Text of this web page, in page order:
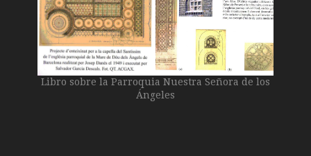
Libro sobre la Parroquia Nuestra Señora de los
Ángeles